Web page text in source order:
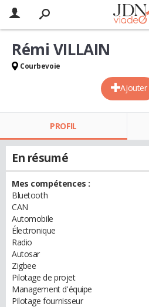
Ajouter
Rémi VILLAIN
Courbevoie
PROFIL
En résumé
Mes compétences :
Bluetooth
CAN
Automobile
Électronique
Radio
Autosar
Zigbee
Pilotage de projet
Management d'équipe
Pilotage fournisseur